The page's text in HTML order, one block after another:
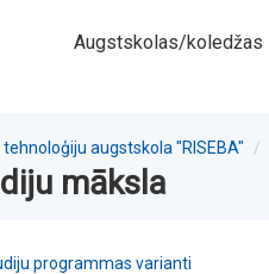
Augstskolas/koledžas
augstskola "RISEBA"
māksla
programmas varianti